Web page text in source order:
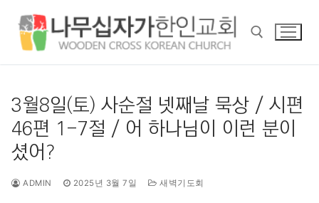
3월8일(토) 사순절 넷째날 묵상 / 시편
46편 1-7절 / 어 하나님이 이런 분이
셨어?
ADMIN 2025년 3월 7일 새벽기도회